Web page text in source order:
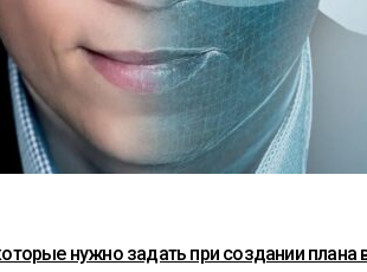
нужно задать при создании плана